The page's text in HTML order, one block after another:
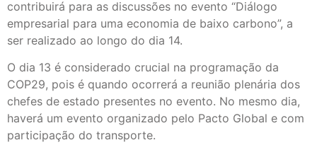
contribuirá para as discussões no evento “Diálogo
empresarial para uma economia de baixo carbono”, a
ser realizado ao longo do dia 14.
O dia 13 é considerado crucial na programação da
COP29, pois é quando ocorrerá a reunião plenária dos
chefes de estado presentes no evento. No mesmo dia,
haverá um evento organizado pelo Pacto Global e com
participação do transporte.